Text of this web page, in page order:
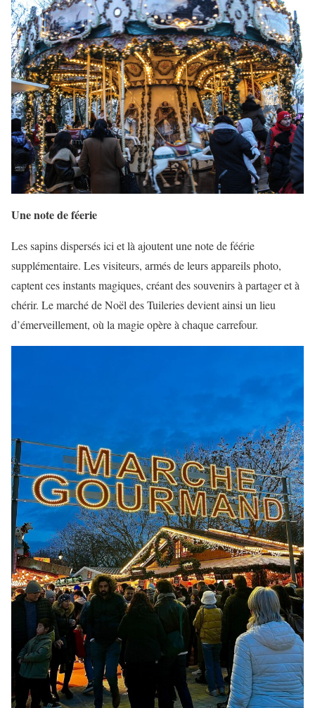
Une note de féerie
Les sapins dispersés ici et là ajoutent une note de féérie
supplémentaire. Les visiteurs, armés de leurs appareils photo,
captent ces instants magiques, créant des souvenirs à partager et à
chérir. Le marché de Noël des Tuileries devient ainsi un lieu
d’émerveillement, où la magie opère à chaque carrefour.